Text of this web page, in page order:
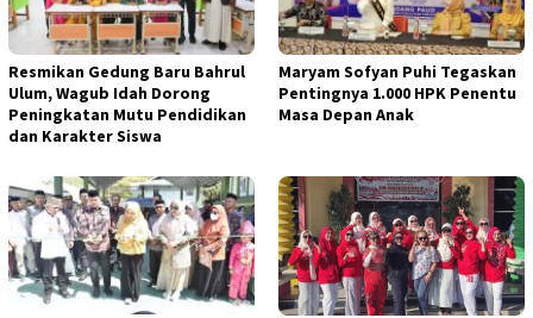
Resmikan Gedung Baru Bahrul
Ulum, Wagub Idah Dorong
Peningkatan Mutu Pendidikan
dan Karakter Siswa
Maryam Sofyan Puhi Tegaskan
Pentingnya 1.000 HPK Penentu
Masa Depan Anak